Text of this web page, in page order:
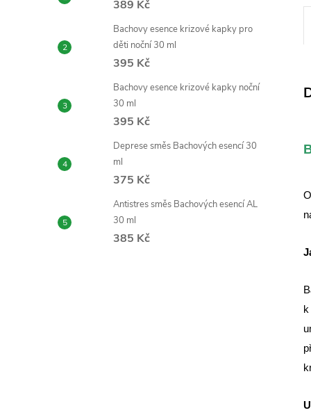
389 Kč
Bachovy esence krizové kapky pro
děti noční 30 ml
395 Kč
Bachovy esence krizové kapky noční
30 ml
395 Kč
Deprese směs Bachových esencí 30
ml
375 Kč
Antistres směs Bachových esencí AL
30 ml
385 Kč